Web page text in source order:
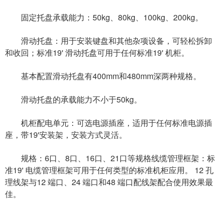
固定托盘承载能力：50kg、80kg、100kg、200kg。
滑动托盘：用于安装键盘和其他杂项设备，可轻松拆卸
和收回；标准19' 滑动托盘可用于任何标准19' 机柜。
基本配置滑动托盘有400mm和480mm深两种规格。
滑动托盘的承载能力不小于50kg。
机柜配电单元：可选电源插座，适用于任何标准电源插
座，带19'安装架，安装方式灵活。
规格：6口、8口、16口、21口等规格线缆管理框架：标
准19' 电缆管理框架可用于任何类型的标准机柜应用。 12 孔
理线架与12 端口、24 端口和48 端口配线架配合使用效果最
佳。